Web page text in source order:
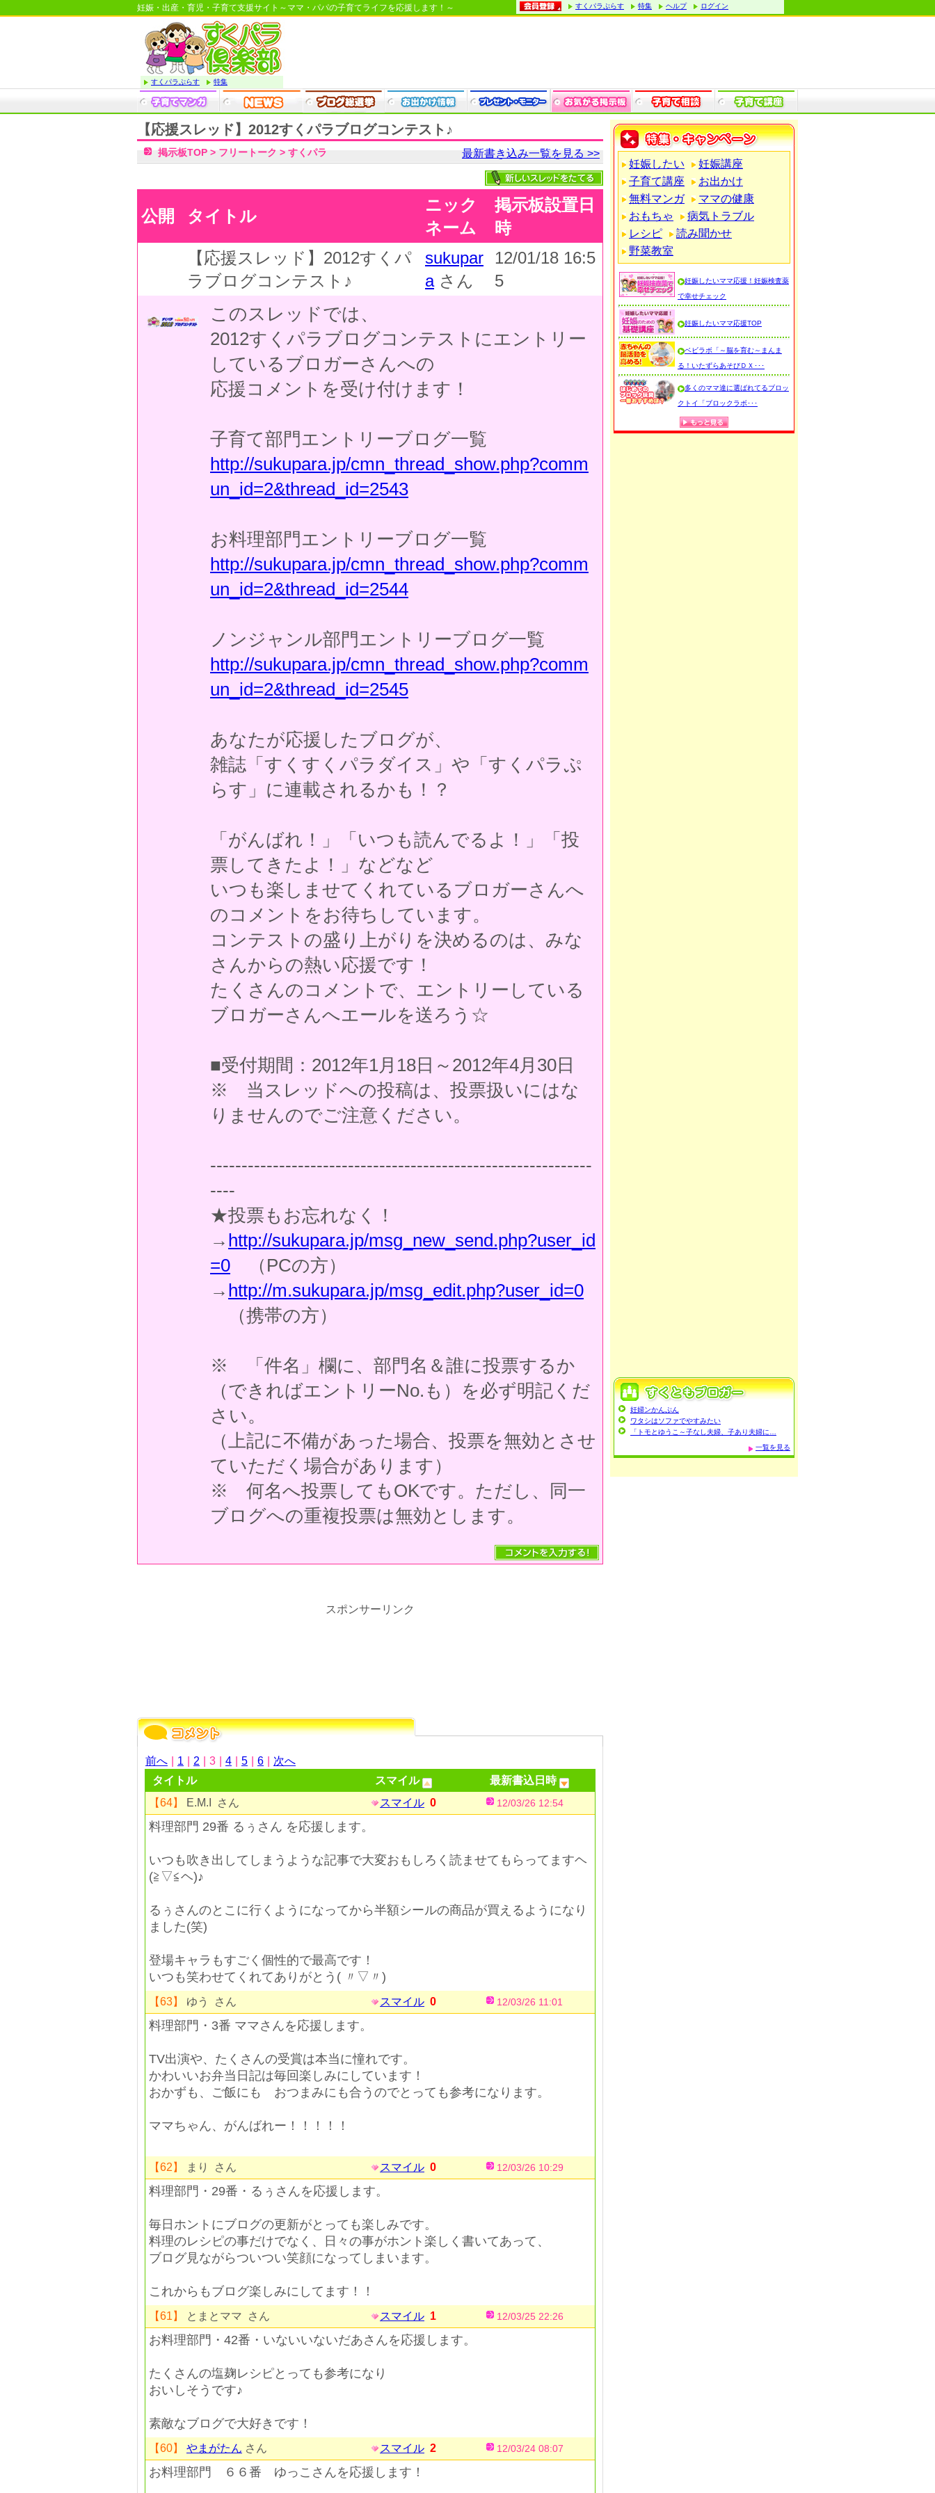
妊娠・出産・育児・子育て支援サイト～ママ・パパの子育てライフを応援します！～ すくパラぷらす 特集 ヘルプ ログイン
すくパラぷらす 特集
【応援スレッド】2012すくパラブログコンテスト♪
最新書き込み一覧を見る >>
掲示板TOP > フリートーク > すくパラ
公開 タイトル
ニック
ネーム
掲示板設置日
時
【応援スレッド】2012すくパ
ラブログコンテスト♪
sukupar
aさん
12/01/18 16:5
5
このスレッドでは、
2012すくパラブログコンテストにエントリー
しているブロガーさんへの
応援コメントを受け付けます！
子育て部門エントリーブログ一覧
http://sukupara.jp/cmn_thread_show.php?comm
un_id=2&thread_id=2543
お料理部門エントリーブログ一覧
http://sukupara.jp/cmn_thread_show.php?comm
un_id=2&thread_id=2544
ノンジャンル部門エントリーブログ一覧
http://sukupara.jp/cmn_thread_show.php?comm
un_id=2&thread_id=2545
あなたが応援したブログが、
雑誌「すくすくパラダイス」や「すくパラぷ
らす」に連載されるかも！？
「がんばれ！」「いつも読んでるよ！」「投
票してきたよ！」などなど
いつも楽しませてくれているブロガーさんへ
のコメントをお待ちしています。
コンテストの盛り上がりを決めるのは、みな
さんからの熱い応援です！
たくさんのコメントで、エントリーしている
ブロガーさんへエールを送ろう☆
■受付期間：2012年1月18日～2012年4月30日
※ 当スレッドへの投稿は、投票扱いにはな
りませんのでご注意ください。
-------------------------------------------------------------
----
★投票もお忘れなく！
→ http://sukupara.jp/msg_new_send.php?user_id
=0 （PCの方）
→ http://m.sukupara.jp/msg_edit.php?user_id=0
（携帯の方）
※ 「件名」欄に、部門名＆誰に投票するか
（できればエントリーNo.も）を必ず明記くだ
さい。
（上記に不備があった場合、投票を無効とさせ
ていただく場合があります）
※ 何名へ投票してもOKです。ただし、同一
ブログへの重複投票は無効とします。
スポンサーリンク
前へ 1 2 3 4 5 6
次へ
タイトル
スマイル
最新書込日時
【64】
E.M.I さん スマイル 0 12/03/26 12:54
料理部門 29番 るぅさん を応援します。
いつも吹き出してしまうような記事で大変おもしろく読ませてもらってますヘ
(≧▽≦ヘ)♪
るぅさんのとこに行くようになってから半額シールの商品が買えるようになり
ました(笑)
登場キャラもすごく個性的で最高です！
いつも笑わせてくれてありがとう( 〃▽〃)
【63】 ゆう さん スマイル 0 12/03/26 11:01
料理部門・3番 ママさんを応援します。
TV出演や、たくさんの受賞は本当に憧れです。
かわいいお弁当日記は毎回楽しみにしています！
おかずも、ご飯にも おつまみにも合うのでとっても参考になります。
ママちゃん、がんばれー！！！！！
【62】 まり さん スマイル 0 12/03/26 10:29
料理部門・29番・るぅさんを応援します。
毎日ホントにブログの更新がとっても楽しみです。
料理のレシピの事だけでなく、日々の事がホント楽しく書いてあって、
ブログ見ながらついつい笑顔になってしまいます。
これからもブログ楽しみにしてます！！
【61】 とまとママ さん スマイル 1 12/03/25 22:26
お料理部門・42番・いないいないだあさんを応援します。
たくさんの塩麹レシピとっても参考になり
おいしそうです♪
素敵なブログで大好きです！
【60】 やまがたん さん スマイル 2 12/03/24 08:07
お料理部門 ６６番 ゆっこさんを応援します！
妊娠したい
妊娠講座
子育て講座
お出かけ
無料マンガ
ママの健康
おもちゃ
病気トラブル
レシピ
読み聞かせ
野菜教室
妊娠したいママ応援！妊娠検査薬
で幸せチェック
妊娠したいママ応援TOP
ベビラボ「～脳を育む～まんま
る！いたずらあそびＤＸ･･･
多くのママ達に選ばれてるブロッ
クトイ「ブロックラボ･･･
妊婦ンかんぷん
ワタシはソファでやすみたい
「トモとゆうこ～子なし夫婦、子あり夫婦に…
一覧を見る